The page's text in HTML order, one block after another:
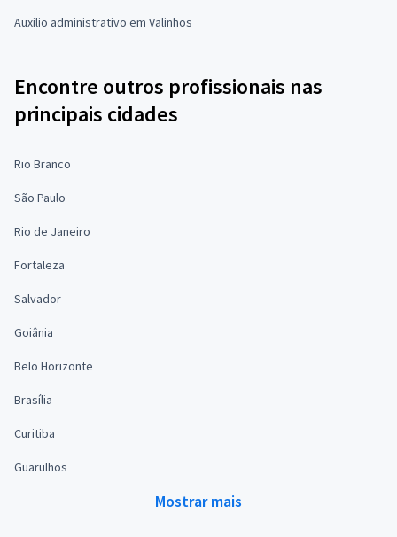
Auxilio administrativo em Valinhos
Encontre outros profissionais nas
principais cidades
Rio Branco
São Paulo
Rio de Janeiro
Fortaleza
Salvador
Goiânia
Belo Horizonte
Brasília
Curitiba
Guarulhos
Mostrar mais